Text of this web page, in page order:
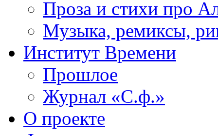
Проза и стихи про
Музыка, ремиксы,
Институт Времени
Прошлое
Журнал «С.ф.»
О проекте